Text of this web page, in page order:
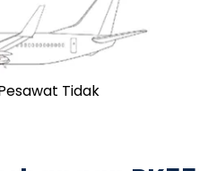
Tidak